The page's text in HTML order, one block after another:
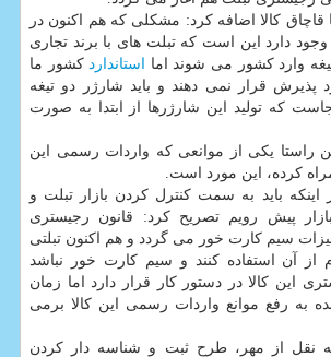
قاچاق كالا اضافه كرد: مشكلی كه هم اكنون در
دارد این است كه تبلت های با برند تجاری
وارد كشور می شوند اما استاندارد كشور ما
پذیرش قرار نمی دهند و باید شارژر دو تیغه
كه تولید این شارژرها از ابتدا به صورت
راستا یكی از موانعی كه واردات رسمی این
كرده، این مورد است.
اینكه باید به سمت كنترل كردن بازار تبلت و
پیش رویم تصریح كرد: قانون رجیستری
سیم كارت خور می گردد و هم اكنون تبلتی
از آن استفاده كنند و سیم كارت خور نباشد
این كالا در دستور كار قرار دارد اما زمان
به رفع موانع واردات رسمی این كالا برمی
نقل از مهر، طرح ثبت و شناسه دار كردن